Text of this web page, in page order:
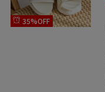
35%OFF